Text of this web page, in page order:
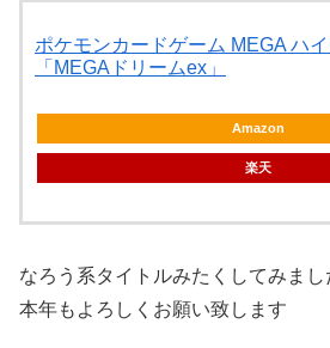
ポケモンカードゲーム MEGA ハ
「MEGAドリームex」
Amazon
楽天
なろう系タイトルみたくしてみまし
本年もよろしくお願い致します